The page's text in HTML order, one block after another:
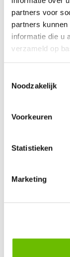
partners voor
partners
informatie die u
verzameld op
Noodzakelijk
Voorkeuren
Statistieken
Marketing